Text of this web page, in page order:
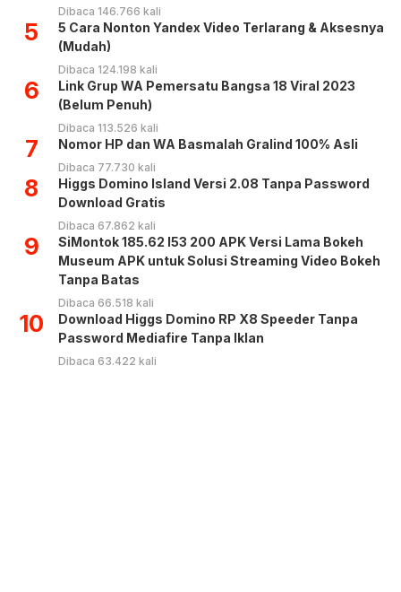
Dibaca 146.766 kali
5
5 Cara Nonton Yandex Video Terlarang & Aksesnya
(Mudah)
Dibaca 124.198 kali
6
Link Grup WA Pemersatu Bangsa 18 Viral 2023
(Belum Penuh)
Dibaca 113.526 kali
7 Nomor HP dan WA Basmalah Gralind 100% Asli
Dibaca 77.730 kali
8
Higgs Domino Island Versi 2.08 Tanpa Password
Download Gratis
Dibaca 67.862 kali
9
SiMontok 185.62 l53 200 APK Versi Lama Bokeh
Museum APK untuk Solusi Streaming Video Bokeh
Tanpa Batas
Dibaca 66.518 kali
10
Download Higgs Domino RP X8 Speeder Tanpa
Password Mediafire Tanpa Iklan
Dibaca 63.422 kali